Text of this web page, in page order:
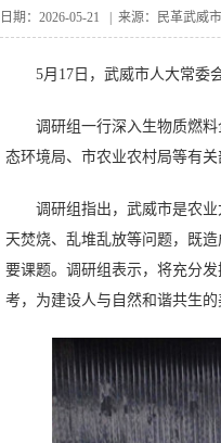
日期：2026-05-21 | 来源：民革武威
5月17日，武威市人大常委
调研组一行深入生物质燃
态环境局、市农业农村局等有
调研组指出，武威市是农
天焚烧、乱堆乱放等问题，既
要课题。调研组表示，将充分
考，为建设人与自然和谐共生